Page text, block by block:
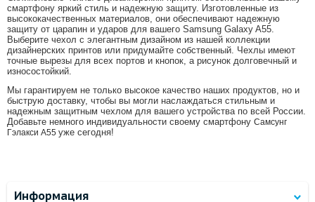
смартфону яркий стиль и надежную защиту. Изготовленные из
высококачественных материалов, они обеспечивают надежную
защиту от царапин и ударов для вашего Samsung Galaxy A55.
Выберите чехол с элегантным дизайном из нашей коллекции
дизайнерских принтов или придумайте собственный. Чехлы имеют
точные вырезы для всех портов и кнопок, а рисунок долговечный и
износостойкий.
Мы гарантируем не только высокое качество наших продуктов, но и
быструю доставку, чтобы вы могли наслаждаться стильным и
надежным защитным чехлом для вашего устройства по всей России.
Добавьте немного индивидуальности своему смартфону Самсунг
Гэлакси А55 уже сегодня!
Информация